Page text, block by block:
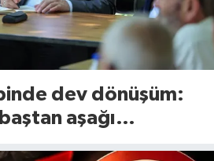
dev dönüşüm:
aşağı